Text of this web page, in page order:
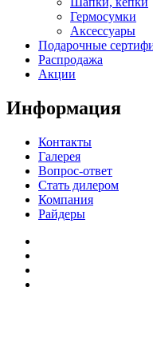
Гермосумки
Аксессуары
Подарочные
Распродажа
Акции
Информация
Контакты
Галерея
Вопрос-ответ
Стать дилером
Компания
Райдеры